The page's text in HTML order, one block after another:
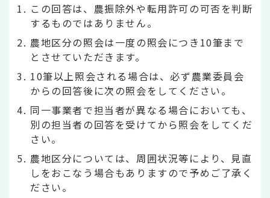
この回答は、農振除外や転用許可の可否を判断
するものではありません。
農地区分の照会は一度の照会につき10筆まで
とさせていただきます。
10筆以上照会される場合は、必ず農業委員会
からの回答後に次の照会をしてください。
同一事業者で担当者が異なる場合においても、
別の担当者の回答を受けてから照会をしてくだ
さい。
農地区分については、周囲状況等により、見直
しをおこなう場合もありますので予めご了承く
ださい。